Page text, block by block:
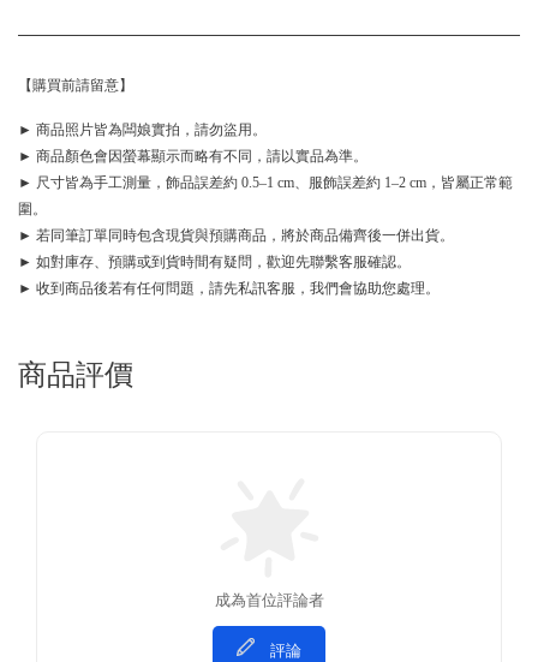
【購買前請留意】
► 商品照片皆為闆娘實拍，請勿盜用。
► 商品顏色會因螢幕顯示而略有不同，請以實品為準。
► 尺寸皆為手工測量，飾品誤差約 0.5–1 cm、服飾誤差約 1–2 cm，皆屬正常範
圍。
► 若同筆訂單同時包含現貨與預購商品，將於商品備齊後一併出貨。
► 如對庫存、預購或到貨時間有疑問，歡迎先聯繫客服確認。
► 收到商品後若有任何問題，請先私訊客服，我們會協助您處理。
商品評價
成為首位評論者
評論